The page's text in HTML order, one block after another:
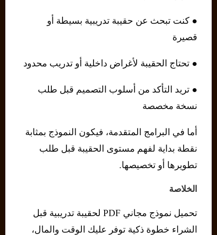
● كنت تبحث عن حقيبة تدريبية بسيطة أو
قصيرة
● تحتاج الحقيبة لأغراض داخلية أو تدريب محدود
● تريد التأكد من أسلوب التصميم قبل طلب
نسخة مخصصة
أما في البرامج المتقدمة، فيكون النموذج بمثابة
نقطة بداية لفهم مستوى الحقيبة قبل طلب
تطويرها أو تخصيصها.
الخلاصة
تحميل نموذج مجاني PDF لحقيبة تدريبية قبل
الشراء خطوة ذكية توفر عليك الوقت والمال،